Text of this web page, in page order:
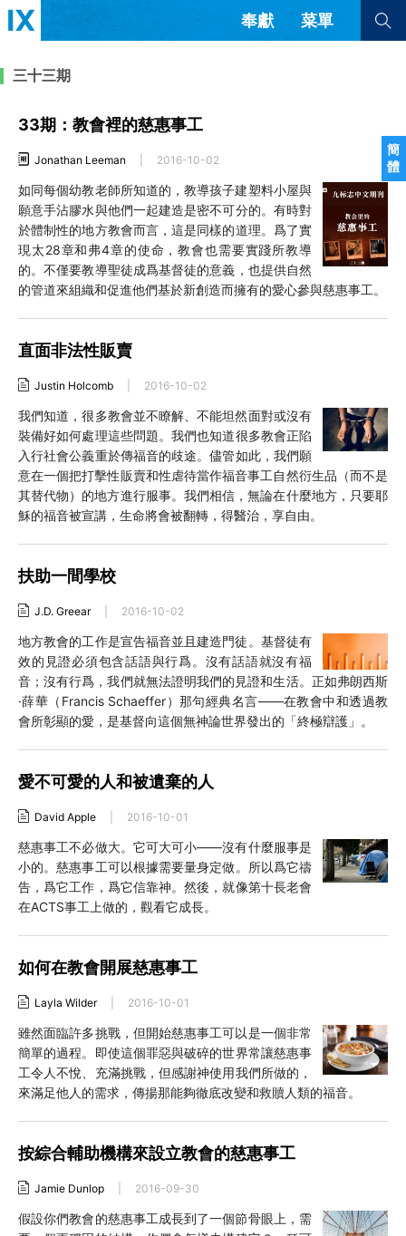
簡
體
奉獻 菜單
文章 書評
來信
教會帶領 解經式講道與神學
福音傳講與宣教 成員制與教會紀律
查看全部
查看全部
隱私條款 其他的模式
简体中文 正體中文
英语
西班牙語
葡萄牙語
俄語
烏茲別克語
达里语
波斯語
法語
越南語
韓語
土耳其語
柬埔寨語
三十三期
33期：教會裡的慈惠事工
Jonathan Leeman 2016-10-02
如同每個幼教老師所知道的，教導孩子建塑料小屋與
願意手沾膠水與他們一起建造是密不可分的。有時對
於體制性的地方教會而言，這是同樣的道理。爲了實
現太28章和弗4章的使命，教會也需要實踐所教導
的。不僅要教導聖徒成爲基督徒的意義，也提供自然
的管道來組織和促進他們基於新創造而擁有的愛心參與慈惠事工。
直面非法性販賣
Justin Holcomb 2016-10-02
我們知道，很多教會並不瞭解、不能坦然面對或沒有
裝備好如何處理這些問題。我們也知道很多教會正陷
入行社會公義重於傳福音的歧途。儘管如此，我們願
意在一個把打擊性販賣和性虐待當作福音事工自然衍生品（而不是
其替代物）的地方進行服事。我們相信，無論在什麼地方，只要耶
穌的福音被宣講，生命將會被翻轉，得醫治，享自由。
扶助一間學校
J.D. Greear 2016-10-02
地方教會的工作是宣告福音並且建造門徒。基督徒有
效的見證必須包含話語與行爲。沒有話語就沒有福
音；沒有行爲，我們就無法證明我們的見證和生活。正如弗朗西斯
·薛華（Francis Schaeffer）那句經典名言——在教會中和透過教
會所彰顯的愛，是基督向這個無神論世界發出的「終極辯護」。
愛不可愛的人和被遺棄的人
David Apple 2016-10-01
慈惠事工不必做大。它可大可小——沒有什麼服事是
小的。慈惠事工可以根據需要量身定做。所以爲它禱
告，爲它工作，爲它信靠神。然後，就像第十長老會
在ACTS事工上做的，觀看它成長。
如何在教會開展慈惠事工
Layla Wilder 2016-10-01
雖然面臨許多挑戰，但開始慈惠事工可以是一個非常
簡單的過程。即使這個罪惡與破碎的世界常讓慈惠事
工令人不悅、充滿挑戰，但感謝神使用我們所做的，
來滿足他人的需求，傳揚那能夠徹底改變和救贖人類的福音。
按綜合輔助機構來設立教會的慈惠事工
Jamie Dunlop 2016-09-30
假設你們教會的慈惠事工成長到了一個節骨眼上，需